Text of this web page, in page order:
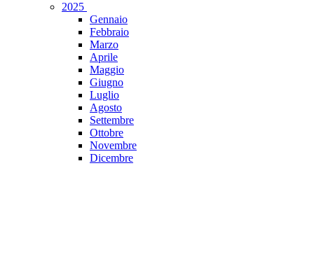
2025
Gennaio
Febbraio
Marzo
Aprile
Maggio
Giugno
Luglio
Agosto
Settembre
Ottobre
Novembre
Dicembre